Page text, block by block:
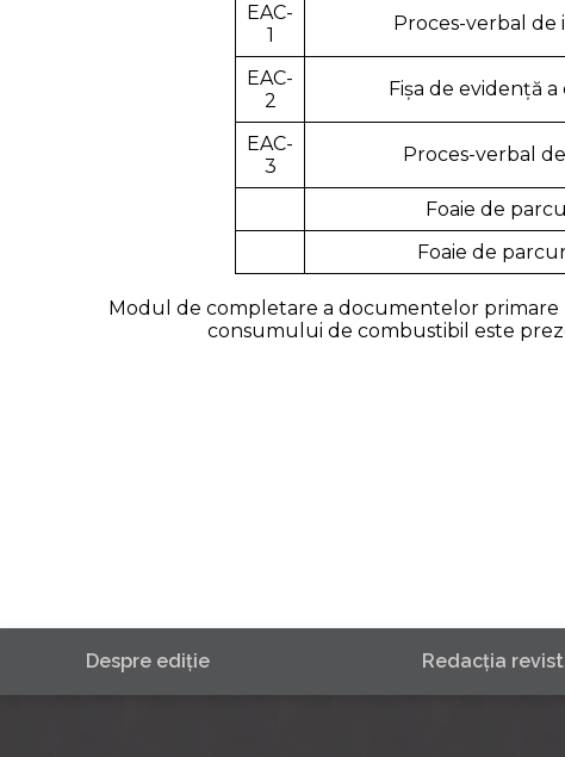
EAC-
1
Proces-verbal
EAC-
2
Fişa de evidenţă
EAC-
3
Proces-verbal
Foaie de
Foaie de
Modul de completare a documentelor
consumului de combustibil este
Despre ediţie Redacţia